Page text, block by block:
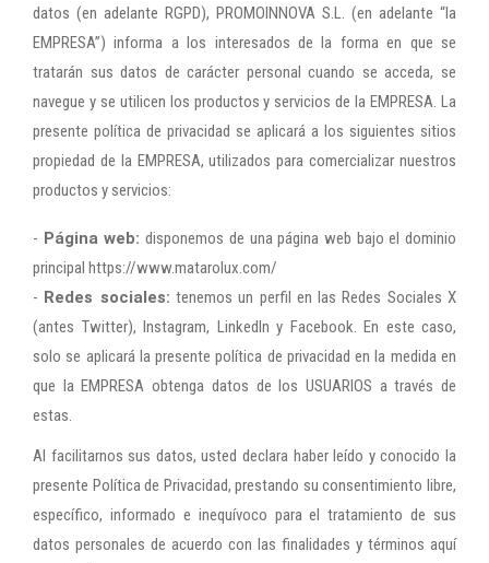
datos (en adelante RGPD), PROMOINNOVA S.L. (en adelante “la
EMPRESA”) informa a los interesados de la forma en que se
tratarán sus datos de carácter personal cuando se acceda, se
navegue y se utilicen los productos y servicios de la EMPRESA. La
presente política de privacidad se aplicará a los siguientes sitios
propiedad de la EMPRESA, utilizados para comercializar nuestros
productos y servicios:
- Página web: disponemos de una página web bajo el dominio
principal https://www.matarolux.com/
- Redes sociales: tenemos un perfil en las Redes Sociales X
(antes Twitter), Instagram, LinkedIn y Facebook. En este caso,
solo se aplicará la presente política de privacidad en la medida en
que la EMPRESA obtenga datos de los USUARIOS a través de
estas.
Al facilitarnos sus datos, usted declara haber leído y conocido la
presente Política de Privacidad, prestando su consentimiento libre,
específico, informado e inequívoco para el tratamiento de sus
datos personales de acuerdo con las finalidades y términos aquí